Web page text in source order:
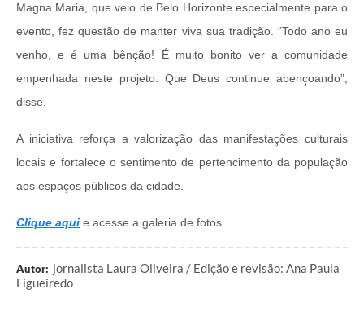
Magna Maria, que veio de Belo Horizonte especialmente para o
evento, fez questão de manter viva sua tradição. “Todo ano eu
venho, e é uma bênção! É muito bonito ver a comunidade
empenhada neste projeto. Que Deus continue abençoando”,
disse.
A iniciativa reforça a valorização das manifestações culturais
locais e fortalece o sentimento de pertencimento da população
aos espaços públicos da cidade.
Clique aqui e acesse a galeria de fotos.
Autor: jornalista Laura Oliveira / Edição e revisão: Ana Paula
Figueiredo